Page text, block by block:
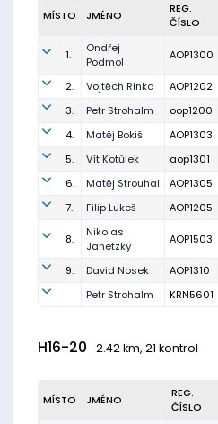
MÍSTO JMÉNO
REG.
ČÍSLO
1.
Ondřej
Podmol
AOP1300
2. Vojtěch Rinka AOP1202
3.
Petr Strohalm oop1200
4.
Matěj Bokiš AOP1303
5.
Vít Kotůlek aop1301
6.
Matěj Strouhal AOP1305
7.
Filip Lukeš AOP1205
8.
Nikolas
Janetzký
AOP1503
9. David Nosek AOP1310
Petr Strohalm
KRN5601
H16-20 2.42 km, 21 kontrol
MÍSTO JMÉNO
REG.
ČÍSLO